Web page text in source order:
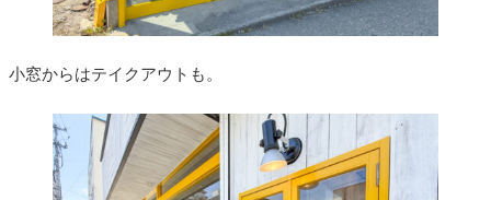
小窓からはテイクアウトも。